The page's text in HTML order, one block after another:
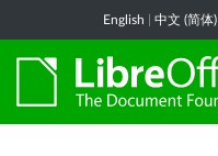
English 中文 (简体)